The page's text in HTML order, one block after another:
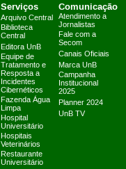
Serviços
Arquivo Central
Biblioteca
Central
Editora UnB
Equipe de
Tratamento e
Resposta a
Incidentes
Cibernéticos
Fazenda Água
Limpa
Hospital
Universitário
Hospitais
Veterinários
Restaurante
Universitário
Comunicação
Atendimento a
Jornalistas
Fale com a
Secom
Canais Oficiais
Marca UnB
Campanha
Institucional
2025
Planner 2024
UnB TV